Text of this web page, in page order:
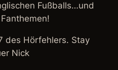
Fußballs…und
des Hörfehlers. Stay
Nick